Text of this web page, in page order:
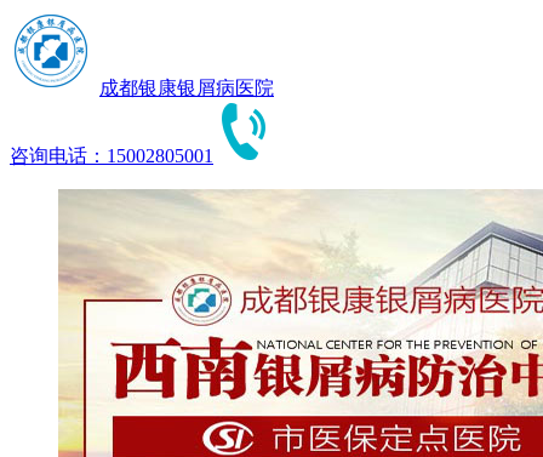
成都银康银屑病医院
咨询电话：15002805001